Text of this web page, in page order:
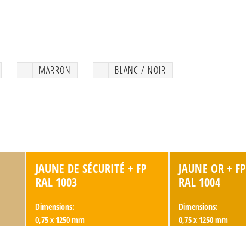
MARRON BLANC / NOIR
JAUNE DE SÉCURITÉ + FP
RAL 1003
Dimensions:
0,75 x 1250 mm
JAUNE OR + FP
RAL 1004
Dimensions:
0,75 x 1250 mm